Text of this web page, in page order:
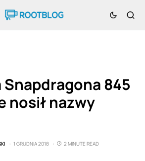
845
nosił nazwy
1 GRUDNIA 2018
2 MINUTE READ